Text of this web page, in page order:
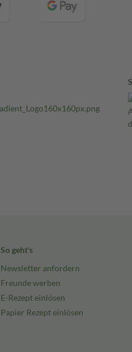
So geht's
Newsletter anfordern
Freunde werben
E-Rezept einlösen
Papier Rezept einlösen